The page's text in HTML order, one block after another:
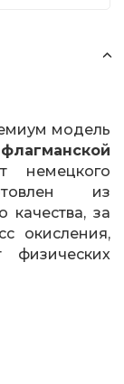
модель
немецкого
из
за
окисления,